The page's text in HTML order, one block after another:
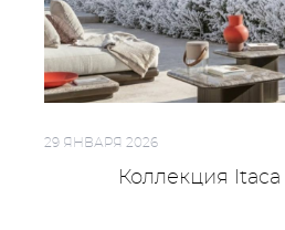
29 ЯНВАРЯ 2026
Коллекция Itaca